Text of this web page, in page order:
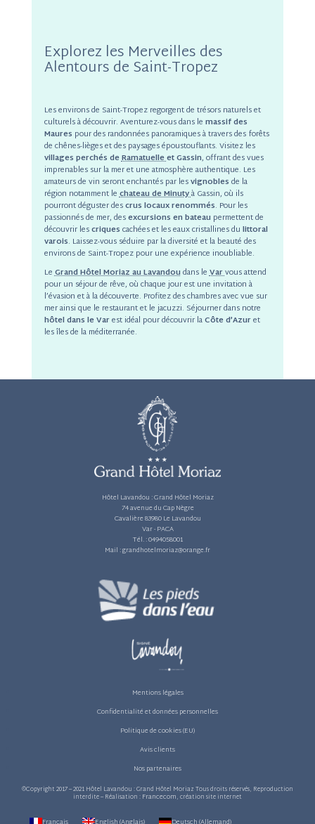
Explorez les Merveilles des
Alentours de Saint-Tropez
Les environs de Saint-Tropez regorgent de trésors naturels et
culturels à découvrir. Aventurez-vous dans le massif des
Maures pour des randonnées panoramiques à travers des forêts
de chênes-lièges et des paysages époustouflants. Visitez les
villages perchés deRamatuelleet Gassin, offrant des vues
imprenables sur la mer et une atmosphère authentique. Les
amateurs de vin seront enchantés par lesvignobles de la
région notamment lechateau de Minutyà Gassin, où ils
pourront déguster descrus locaux renommés. Pour les
passionnés de mer, desexcursions en bateau permettent de
découvrir lescriques cachées et les eaux cristallines du littoral
varois. Laissez-vous séduire par la diversité et la beauté des
environs de Saint-Tropez pour une expérience inoubliable.
LeGrand Hôtel Moriaz au Lavandou dans leVarvous attend
pour un séjour de rêve, où chaque jour est une invitation à
l’évasion et à la découverte. Profitez des chambres avec vue sur
mer ainsi que le restaurant et le jacuzzi. Séjourner dans notre
hôtel dans le Varest idéal pour découvrir laCôte d’Azuret
les îles de la méditerranée.
Hôtel Lavandou :Grand Hôtel Moriaz
74 avenue du Cap Nègre
Cavalière 83980 Le Lavandou
Var - PACA
Tél. :0494058001
Mail :grandhotelmoriaz@orange.fr
Mentions légales
Confidentialité et données personnelles
Politique de cookies (EU)
Avis clients
Nos partenaires
©Copyright 2017 – 2021 Hôtel Lavandou : Grand Hôtel Moriaz Tous droits réservés, Reproduction
interdite – Réalisation :Francecom, création site internet